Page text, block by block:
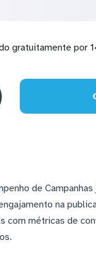
gratuitamente por
de
na
com métricas de